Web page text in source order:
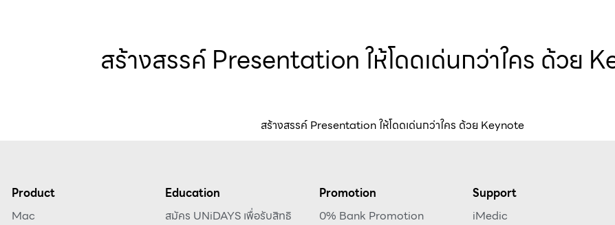
สร้างสรรค์ Presentation ให้โดดเด่นกว่าใคร ด้วย
สร้างสรรค์ Presentation ให้โดดเด่นกว่าใคร ด้วย Keynote
Product
Mac
Education
สมัคร UNiDAYS เพื่อรับสิทธิ
Promotion
0% Bank Promotion
Support
iMedic